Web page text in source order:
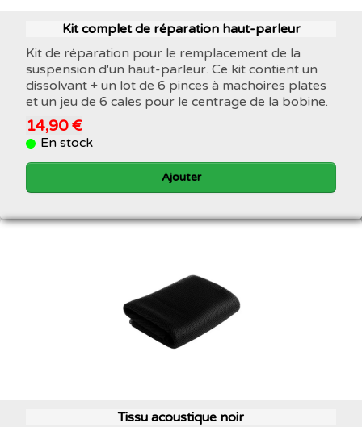
Kit complet de réparation haut-parleur
Kit de réparation pour le remplacement de la
suspension d'un haut-parleur. Ce kit contient un
dissolvant + un lot de 6 pinces à machoires plates
et un jeu de 6 cales pour le centrage de la bobine.
14,90 €
En stock
Ajouter
Tissu acoustique noir